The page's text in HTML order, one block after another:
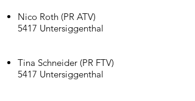
Nico Roth (PR ATV)
5417 Untersiggenthal
Tina Schneider (PR FTV)
5417 Untersiggenthal